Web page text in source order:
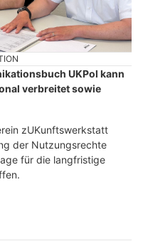
UKPol kann
verbreitet sowie
zUKunftswerkstatt
der Nutzungsrechte
für die langfristige